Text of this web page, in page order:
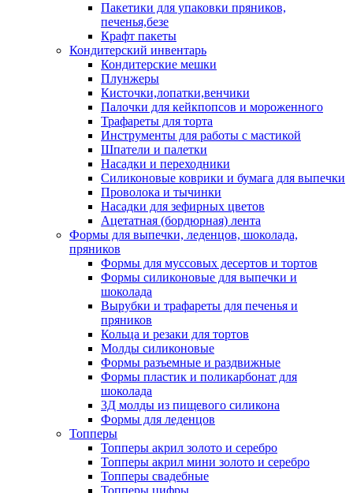
Пакетики для упаковки пряников,
печенья,безе
Крафт пакеты
Кондитерский инвентарь
Кондитерские мешки
Плунжеры
Кисточки,лопатки,венчики
Палочки для кейкпопсов и мороженного
Трафареты для торта
Инструменты для работы с мастикой
Шпатели и палетки
Насадки и переходники
Силиконовые коврики и бумага для выпечки
Проволока и тычинки
Насадки для зефирных цветов
Ацетатная (бордюрная) лента
Формы для выпечки, леденцов, шоколада,
пряников
Формы для муссовых десертов и тортов
Формы силиконовые для выпечки и
шоколада
Вырубки и трафареты для печенья и
пряников
Кольца и резаки для тортов
Молды силиконовые
Формы разъемные и раздвижные
Формы пластик и поликарбонат для
шоколада
3Д молды из пищевого силикона
Формы для леденцов
Топперы
Топперы акрил золото и серебро
Топперы акрил мини золото и серебро
Топперы свадебные
Топперы цифры